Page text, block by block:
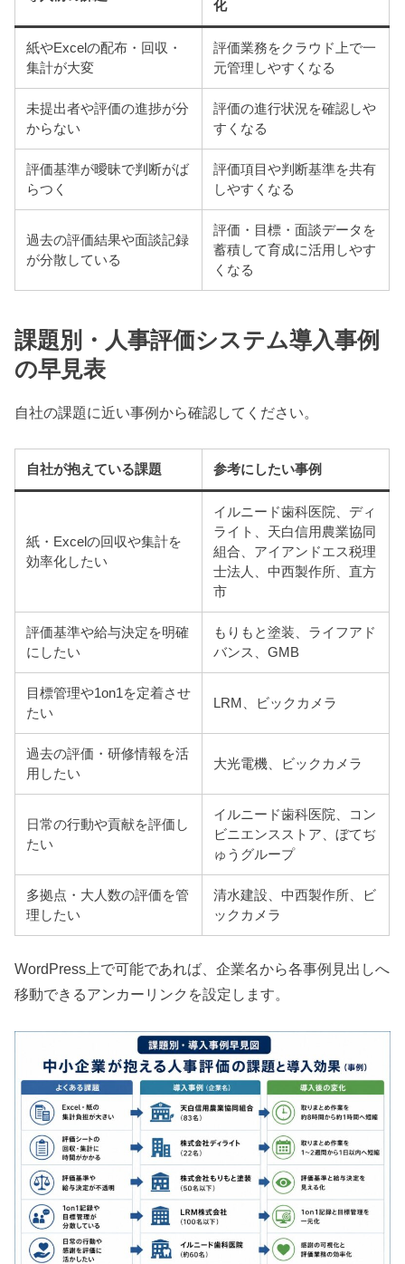
化
紙やExcelの配布・回収・
集計が大変
評価業務をクラウド上で一
元管理しやすくなる
未提出者や評価の進捗が分
からない
評価の進行状況を確認しや
すくなる
評価基準が曖昧で判断がば
らつく
評価項目や判断基準を共有
しやすくなる
過去の評価結果や面談記録
が分散している
評価・目標・面談データを
蓄積して育成に活用しやす
くなる
課題別・人事評価システム導入事例
の早見表
自社の課題に近い事例から確認してください。
自社が抱えている課題 参考にしたい事例
紙・Excelの回収や集計を
効率化したい
イルニード歯科医院、ディ
ライト、天白信用農業協同
組合、アイアンドエス税理
士法人、中西製作所、直方
市
評価基準や給与決定を明確
にしたい
もりもと塗装、ライフアド
バンス、GMB
目標管理や1on1を定着させ
たい
LRM、ビックカメラ
過去の評価・研修情報を活
用したい
大光電機、ビックカメラ
日常の行動や貢献を評価し
たい
イルニード歯科医院、コン
ビニエンスストア、ぼてぢ
ゅうグループ
多拠点・大人数の評価を管
理したい
清水建設、中西製作所、ビ
ックカメラ
WordPress上で可能であれば、企業名から各事例見出しへ
移動できるアンカーリンクを設定します。